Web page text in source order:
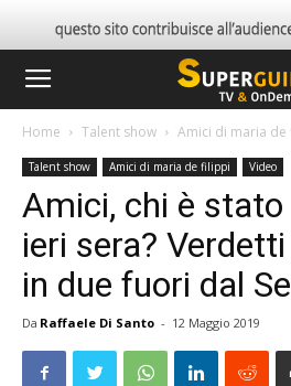
Home Talent show Amici di maria de
Talent show Amici di maria de filippi Video
Amici, chi è
ieri sera?
in due fuori dal
Da Raffaele Di Santo - 12 Maggio 2019